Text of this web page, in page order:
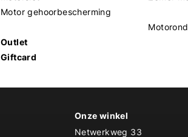
Motor gehoorbescherming
Outlet
Giftcard
Onze winkel
Netwerkweg 33